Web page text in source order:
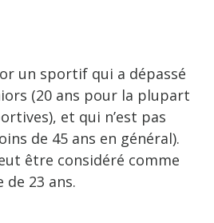
un sportif qui a dépassé
(20 ans pour la plupart
et qui n’est pas
de 45 ans en général).
être considéré comme
de 23 ans.